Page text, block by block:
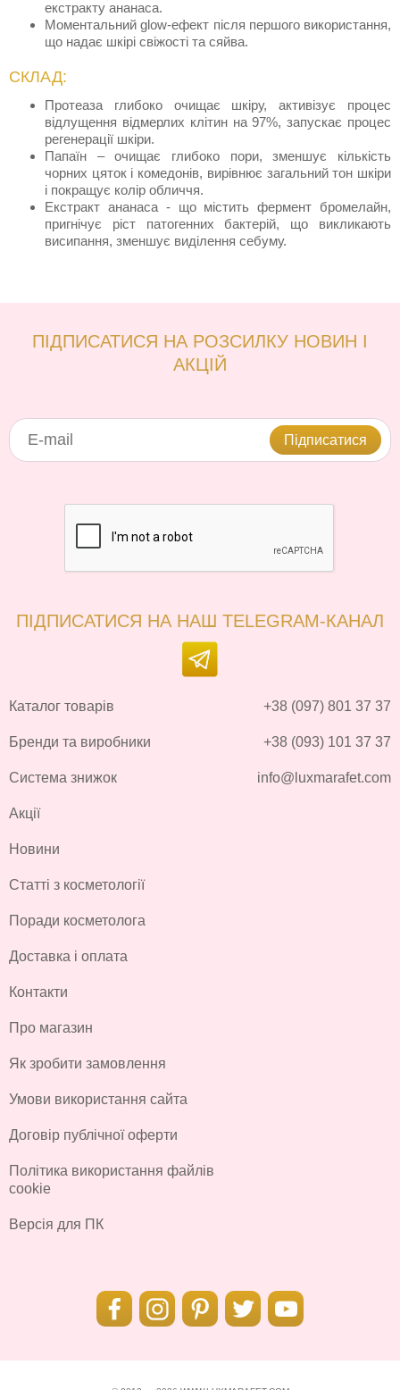
екстракту ананаса.
Моментальний glow-ефект після першого використання,
що надає шкірі свіжості та сяйва.
СКЛАД:
Протеаза глибоко очищає шкіру, активізує процес
відлущення відмерлих клітин на 97%, запускає процес
регенерації шкіри.
Папаїн – очищає глибоко пори, зменшує кількість
чорних цяток і комедонів, вирівнює загальний тон шкіри
і покращує колір обличчя.
Екстракт ананаса - що містить фермент бромелайн,
пригнічує ріст патогенних бактерій, що викликають
висипання, зменшує виділення себуму.
ПІДПИСАТИСЯ НА РОЗСИЛКУ НОВИН І
АКЦІЙ
Підписатися
ПІДПИСАТИСЯ НА НАШ TELEGRAM-КАНАЛ
Каталог товарів
Бренди та виробники
Система знижок
Акції
Новини
Статті з косметології
Поради косметолога
Доставка і оплата
Контакти
Про магазин
Як зробити замовлення
Умови використання сайта
Договір публічної оферти
Політика використання файлів
cookie
Версія для ПК
+38 (097) 801 37 37
+38 (093) 101 37 37
info@luxmarafet.com